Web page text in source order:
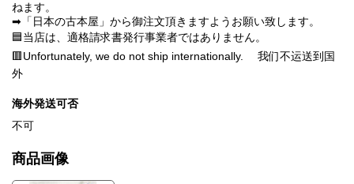
ねます。
➡「日本の古本屋」から御注文頂きますようお願い致します。
🟦当店は、適格請求書発行事業者ではありません。
🟥Unfortunately, we do not ship internationally. 我们不运送到国
外
海外発送可否
不可
商品画像